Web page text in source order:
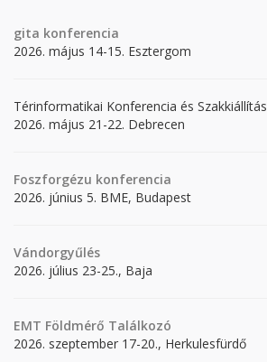
gita konferencia
2026. május 14-15. Esztergom
Térinformatikai Konferencia és Szakkiállítás
2026. május 21-22. Debrecen
Foszforgézu konferencia
2026. június 5. BME, Budapest
Vándorgyűlés
2026. július 23-25., Baja
EMT Földmérő Találkozó
2026. szeptember 17-20., Herkulesfürdő